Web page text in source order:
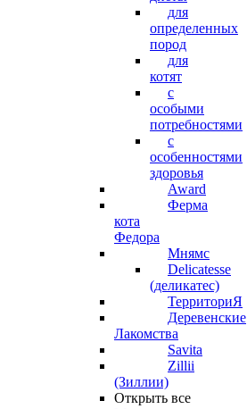
для
определенных
пород
для
котят
с
особыми
потребностями
с
особенностями
здоровья
Award
Ферма
кота
Федора
Мнямс
Delicatesse
(деликатес)
ТерриториЯ
Деревенские
Лакомства
Savita
Zillii
(Зиллии)
Открыть все